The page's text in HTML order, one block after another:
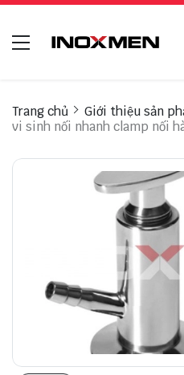
Trang chủ Giới thiệu sản
vi sinh nối nhanh clamp nối